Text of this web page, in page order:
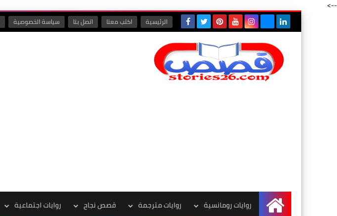
-->
الرئيسية اكتب معنا اتصل بنا سياسة الخصوصية
الرئيسية
روايات رومانسية روايات مترجمة قصص نجاح روايات اجتماعية